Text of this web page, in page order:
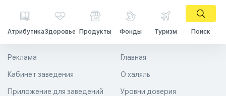
АтрибутикаЗдоровье Продукты Фонды Туризм Поиск
Главная
О халяль
Уровни доверия
Реклама
Кабинет заведения
Приложение для заведений